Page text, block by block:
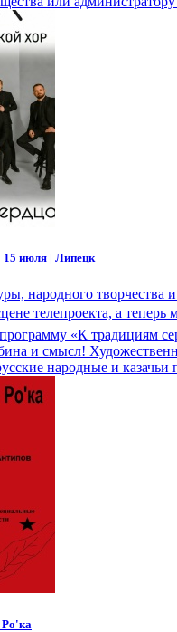
15 июля | Липецк
народного творчества
телепроекта, а
«К традициям
и смысл!
народные и